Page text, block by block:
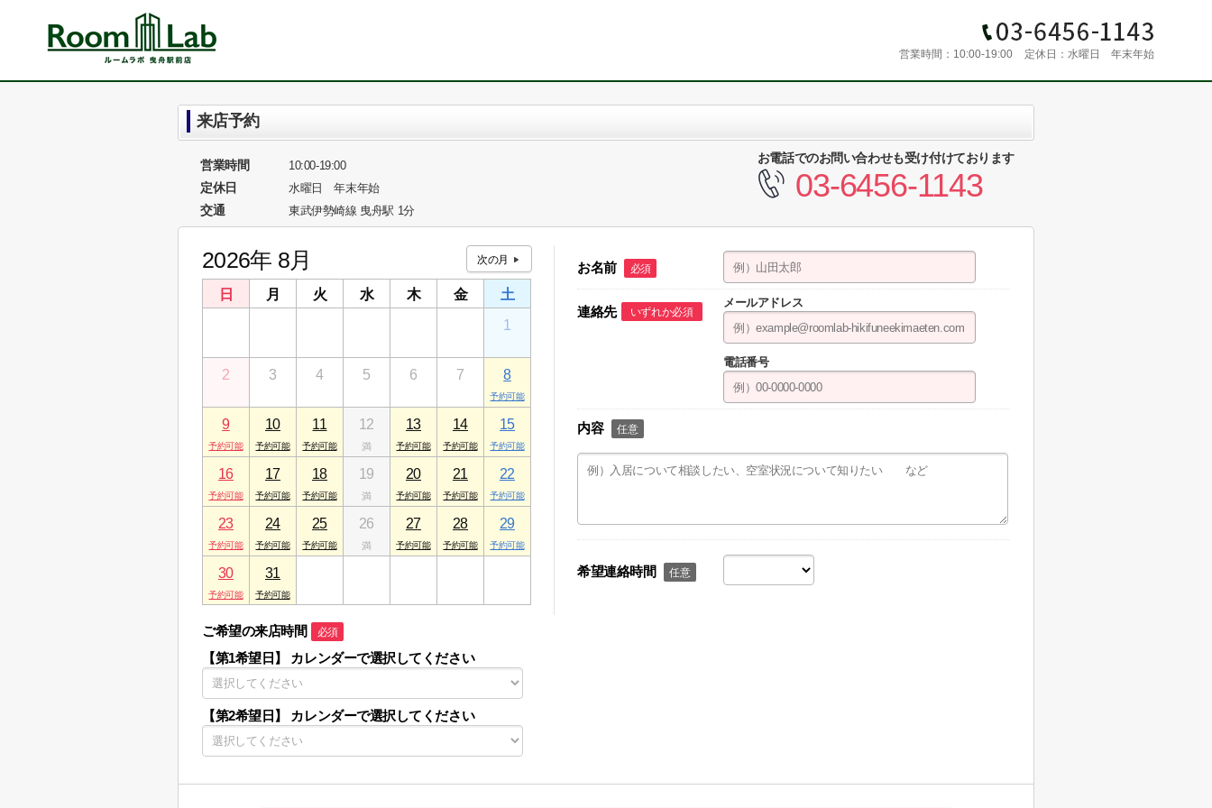
営業時間： 10:00-19:00 定休日： 水曜日 年末年始
来店予約
営業時間 10:00-19:00
定休日 水曜日 年末年始
交通 東武伊勢崎線 曳舟駅 1分
お電話でのお問い合わせも受け付けております
03-6456-1143
2026年 8月
日 月 火 水 木 金
土
1
2 3 4 5 6 7 8
9 10 11 12 13 14 15
16 17 18 19 20 21 22
23 24 25 26 27 28 29
30 31
ご希望の来店時間 必須
【第1希望日】 カレンダーで選択してください
【第2希望日】 カレンダーで選択してください
お名前 必須
連絡先 いずれか必須
メールアドレス
電話番号
内容 任意
希望連絡時間 任意